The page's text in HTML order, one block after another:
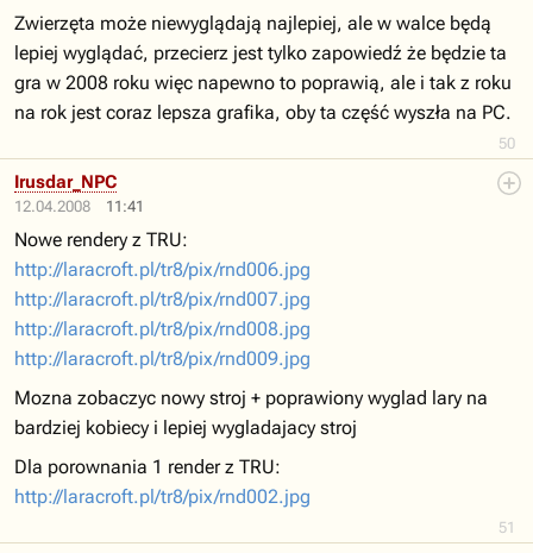
50
Zwierzęta może niewyglądają najlepiej, ale w walce będą
lepiej wyglądać, przecierz jest tylko zapowiedź że będzie ta
gra w 2008 roku więc napewno to poprawią, ale i tak z roku
na rok jest coraz lepsza grafika, oby ta część wyszła na PC.
12.04.2008 11:41
51
Irusdar_NPC
Nowe rendery z TRU:
http://laracroft.pl/tr8/pix/rnd006.jpg
http://laracroft.pl/tr8/pix/rnd007.jpg
http://laracroft.pl/tr8/pix/rnd008.jpg
http://laracroft.pl/tr8/pix/rnd009.jpg
Mozna zobaczyc nowy stroj + poprawiony wyglad lary na
bardziej kobiecy i lepiej wygladajacy stroj
Dla porownania 1 render z TRU:
http://laracroft.pl/tr8/pix/rnd002.jpg